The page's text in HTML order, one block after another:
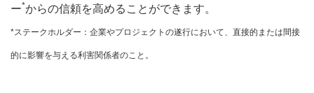
ー*からの信頼を高めることができます。
*ステークホルダー：企業やプロジェクトの遂行において、直接的または間接
的に影響を与える利害関係者のこと。